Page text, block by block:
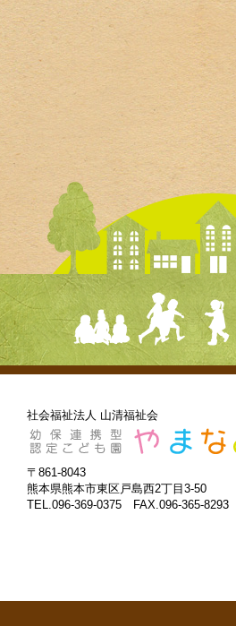
社会福祉法人 山清福祉会
〒861-8043
熊本県熊本市東区戸島西2丁目3-50
TEL.096-369-0375 FAX.096-365-8293